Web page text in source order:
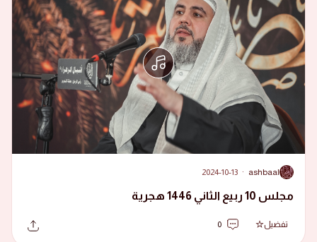
A
ashbaal
·
2024-10-13
مجلس 10 ربيع الثاني 1446 هجرية
تفضيل 0